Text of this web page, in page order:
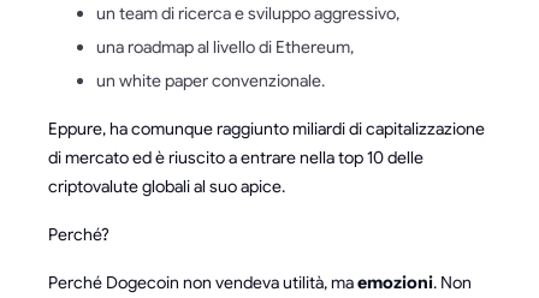
un team di ricerca e sviluppo aggressivo,
una roadmap al livello di Ethereum,
un white paper convenzionale.
Eppure, ha comunque raggiunto miliardi di capitalizzazione
di mercato ed è riuscito a entrare nella top 10 delle
criptovalute globali al suo apice.
Perché?
Perché Dogecoin non vendeva utilità, maemozioni. Non